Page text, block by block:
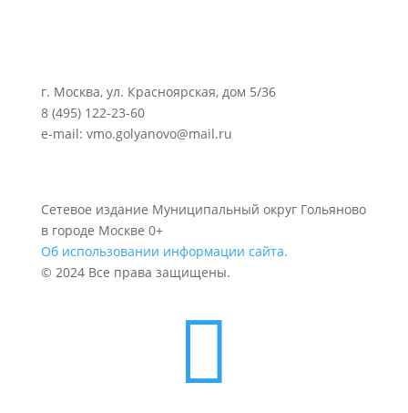
г. Москва, ул. Красноярская, дом 5/36
8 (495) 122-23-60
e-mail: vmo.golyanovo@mail.ru
Сетевое издание Муниципальный округ Гольяново
в городе Москве 0+
Об использовании информации сайта.
© 2024 Все права защищены.
